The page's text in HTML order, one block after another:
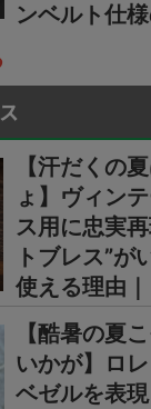
ンベルト仕
【汗だくの
ょ】ヴィン
ス用に忠実
トブレス”が
使える理由
【酷暑の夏
いかが】ロ
ベゼルを表